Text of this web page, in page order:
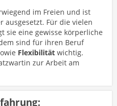
im Freien und ist
ausgesetzt. Für die vielen
sie eine gewisse körperliche
sind für ihren Beruf
Flexibilität wichtig.
zur Arbeit am